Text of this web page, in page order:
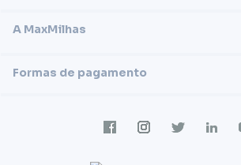
A MaxMilhas
Formas de pagamento